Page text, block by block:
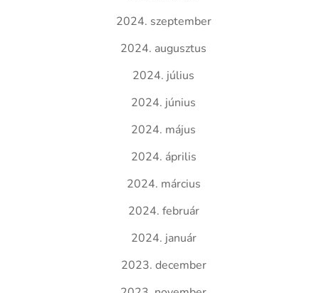
2024. szeptember
2024. augusztus
2024. július
2024. június
2024. május
2024. április
2024. március
2024. február
2024. január
2023. december